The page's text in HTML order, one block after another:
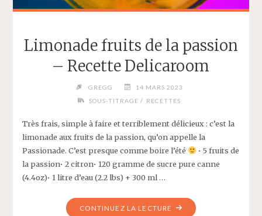
Limonade fruits de la passion
– Recette Delicaroom
GREGG
14 MARS 2023
SOUS-TITRAGE / RECETTES
Très frais, simple à faire et terriblement délicieux : c’est la
limonade aux fruits de la passion, qu’on appelle la
Passionade. C’est presque comme boire l’été
• 5 fruits de
la passion• 2 citron• 120 gramme de sucre pure canne
(4.4oz)• 1 litre d’eau (2.2 lbs) + 300 ml …
CONTINUEZ LA LECTURE
"LIMONADE